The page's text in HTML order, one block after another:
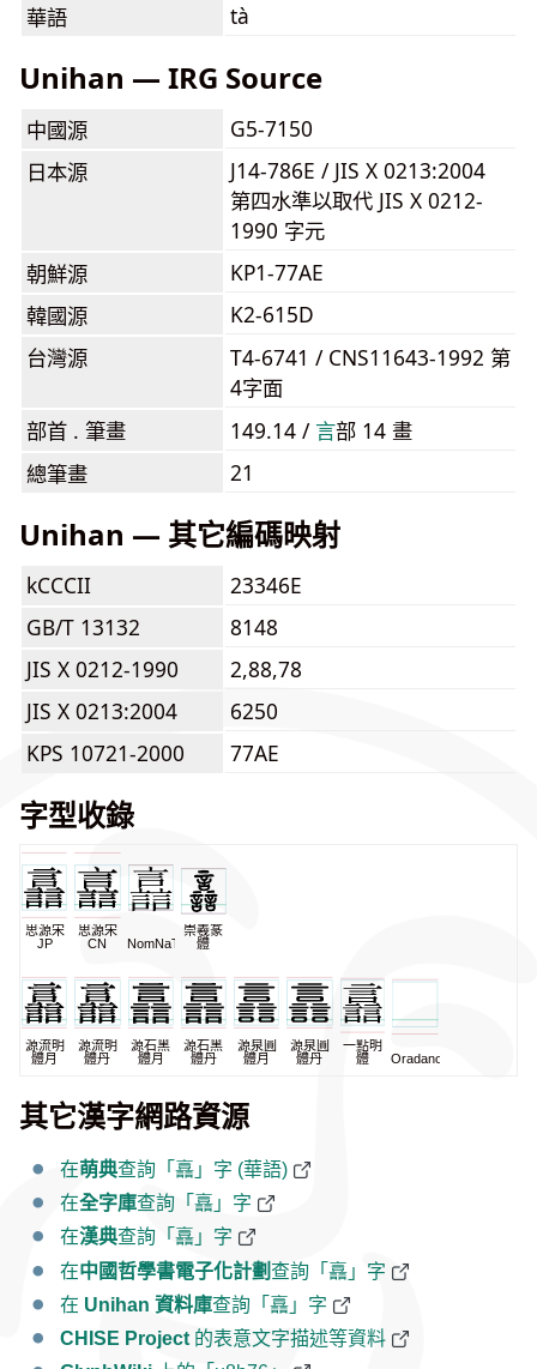
華語
tà
Unihan — IRG Source
中國源
G5-7150
日本源
J14-786E / JIS X 0213:2004
第四水準以取代 JIS X 0212-
1990 字元
朝鮮源
KP1-77AE
韓國源
K2-615D
台灣源
T4-6741 / CNS11643-1992 第
4字面
部首 . 筆畫
149.14 / ⾔部 14 畫
總筆畫
21
Unihan — 其它編碼映射
kCCCII
23346E
GB/T 13132
8148
JIS X 0212-1990
2,88,78
JIS X 0213:2004
6250
KPS 10721-2000
77AE
字型收錄
思源宋
JP
思源宋
CN
NomNaTong
崇羲篆
體
源流明
體月
源流明
體丹
源石黑
體月
源石黑
體丹
源泉圓
體月
源泉圓
體丹
一點明
體
Oradano
其它漢字網路資源
在萌典查詢「譶」字 (華語)
在全字庫查詢「譶」字
在漢典查詢「譶」字
在中國哲學書電子化計劃查詢「譶」字
在 Unihan 資料庫查詢「譶」字
CHISE Project 的表意文字描述等資料